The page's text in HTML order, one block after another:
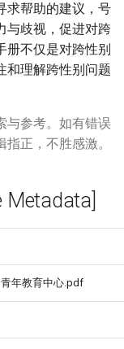
求帮助的建议，号
与歧视，促进对跨
册不仅是对跨性别
和理解跨性别问题
与参考。如有错误
正，不胜感激。
青年教育中心.pdf